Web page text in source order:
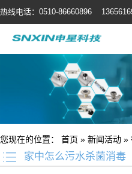
热线电话：0510-86660896
您现在的位置： 首页 » 新闻活动 »
家中怎么污水杀菌消毒